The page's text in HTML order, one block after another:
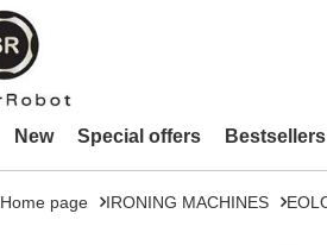
New Special offers Bestsellers
Home page IRONING MACHINES